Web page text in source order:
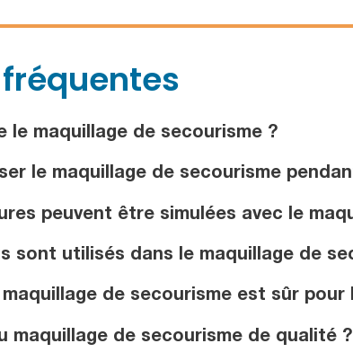
le maquillage de secourisme ?
le maquillage de secourisme
peuvent être simulées avec le
sont utilisés dans le maquillage de
de secourisme est sûr
maquillage de secourisme de qualité ?